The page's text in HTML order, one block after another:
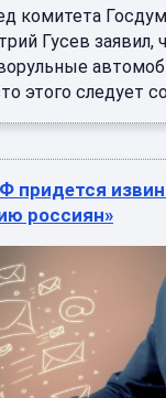
комитета
Гусев заявил,
этого следует
придется
россиян»